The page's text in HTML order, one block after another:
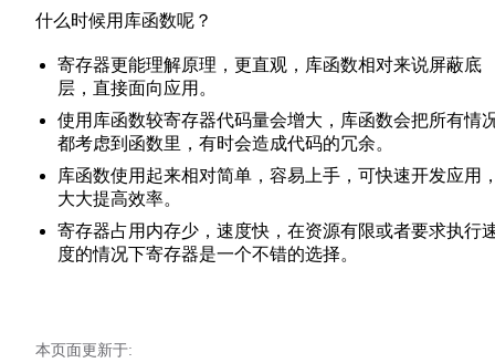
什么时候用库函数呢？
寄存器更能理解原理，更直观，库函数相对来说屏蔽底
层，直接面向应用。
使用库函数较寄存器代码量会增大，库函数会把所有情
都考虑到函数里，有时会造成代码的冗余。
库函数使用起来相对简单，容易上手，可快速开发应用
大大提高效率。
寄存器占用内存少，速度快，在资源有限或者要求执行
度的情况下寄存器是一个不错的选择。
本页面更新于: